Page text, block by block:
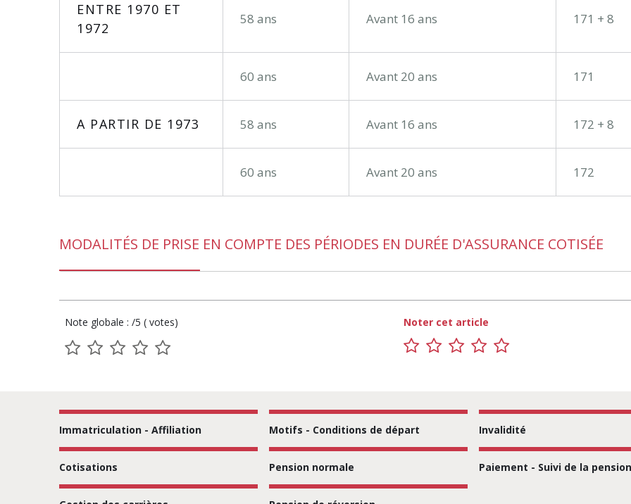
ENTRE 1970 ET
1972
58 ans Avant 16 ans 171 + 8
60 ans Avant 20 ans 171
A PARTIR DE 1973 58 ans Avant 16 ans 172 + 8
60 ans Avant 20 ans 172
MODALITÉS DE PRISE EN COMPTE DES PÉRIODES EN DURÉE D'ASSURANCE COTISÉE
Note globale : /5 ( votes)
1
2
3
4
Noter cet article
1 2 3 4 5
Immatriculation - Affiliation
Cotisations
Motifs - Conditions de départ
Pension normale
Invalidité
Paiement - Suivi de la pension